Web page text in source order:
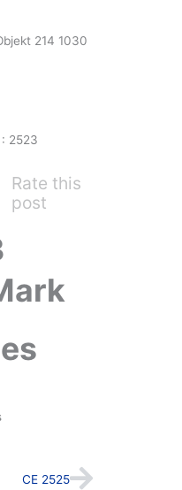
214 1030
2523
Rate this
post
CE 2525Next